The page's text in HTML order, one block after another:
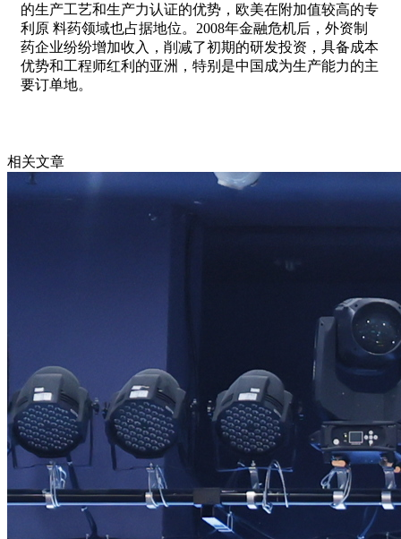
的生产工艺和生产力认证的优势，欧美在附加值较高的专
利原 料药领域也占据地位。2008年金融危机后，外资制
药企业纷纷增加收入，削减了初期的研发投资，具备成本
优势和工程师红利的亚洲，特别是中国成为生产能力的主
要订单地。
相关文章